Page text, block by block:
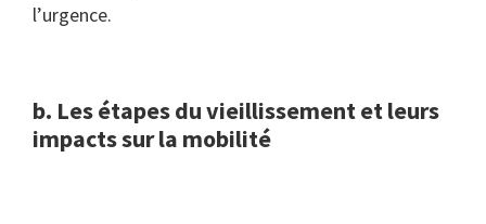
l’urgence.
b. Les étapes du vieillissement et leurs
impacts sur la mobilité